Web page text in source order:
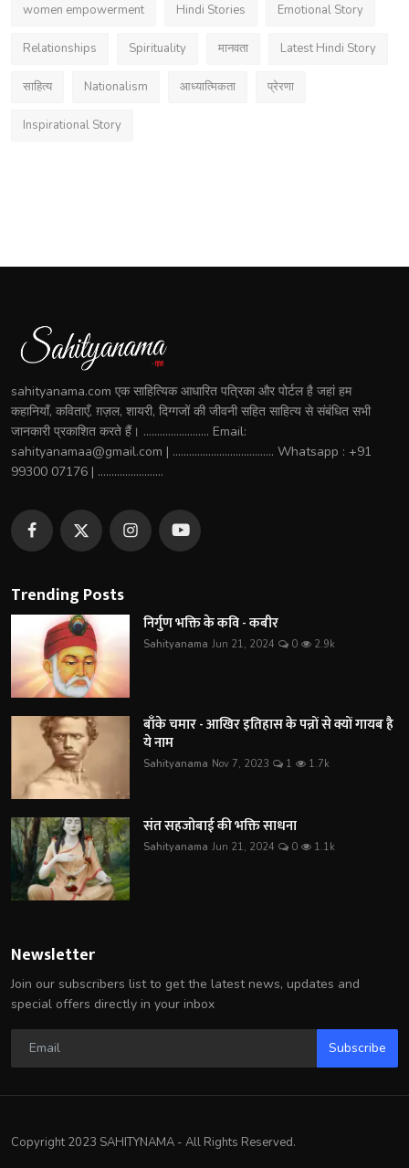
women empowerment Hindi Stories Emotional Story
Relationships Spirituality मानवता Latest Hindi Story
साहित्य Nationalism आध्यात्मिकता प्रेरणा
Inspirational Story
sahityanama.com एक साहित्यिक आधारित पत्रिका और पोर्टल है जहां हम
कहानियाँ, कविताएँ, ग़ज़ल, शायरी, दिग्गजों की जीवनी सहित साहित्य से संबंधित सभी
जानकारी प्रकाशित करते हैं। ........................ Email:
sahityanamaa@gmail.com | ..................................... Whatsapp : +91
99300 07176 | ........................
Trending Posts
निर्गुण भक्ति के कवि - कबीर
Sahityanama Jun 21, 2024 0 2.9k
बाँके चमार - आखिर इतिहास के पन्नों से क्यों गायब है
ये नाम
Sahityanama Nov 7, 2023 1 1.7k
संत सहजोबाई की भक्ति साधना
Sahityanama Jun 21, 2024 0 1.1k
Newsletter
Join our subscribers list to get the latest news, updates and
special offers directly in your inbox
Subscribe
Copyright 2023 SAHITYNAMA - All Rights Reserved.